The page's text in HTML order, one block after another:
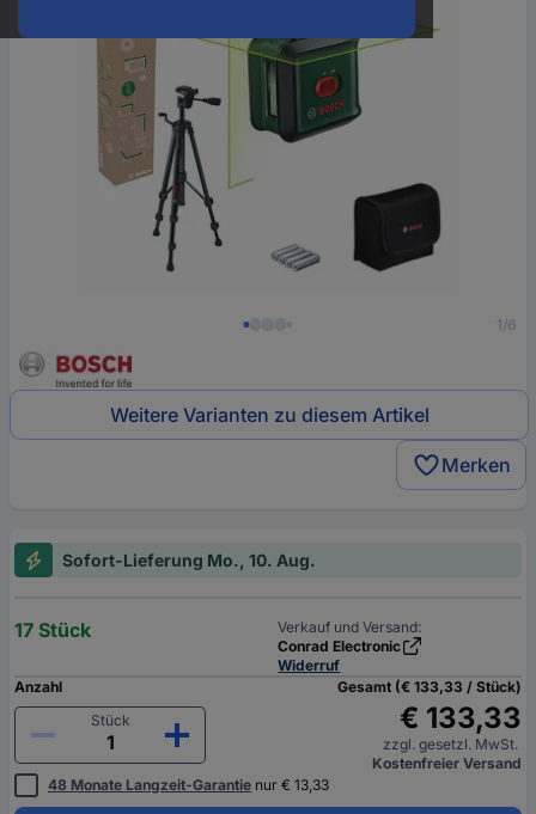
1/6
Weitere Varianten zu diesem Artikel
Merken
Sofort-Lieferung Mo., 10. Aug.
17 Stück
Verkauf und Versand:
Conrad Electronic
Widerruf
Anzahl
Stück
Gesamt (€ 133,33 / Stück)
€ 133,33
zzgl. gesetzl. MwSt.
Kostenfreier Versand
48 Monate Langzeit-Garantie nur € 13,33